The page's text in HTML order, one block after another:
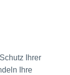
Ihrer
Ihre